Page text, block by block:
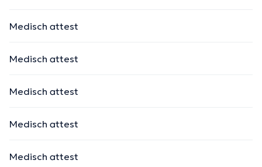
Medisch attest
Medisch attest
Medisch attest
Medisch attest
Medisch attest